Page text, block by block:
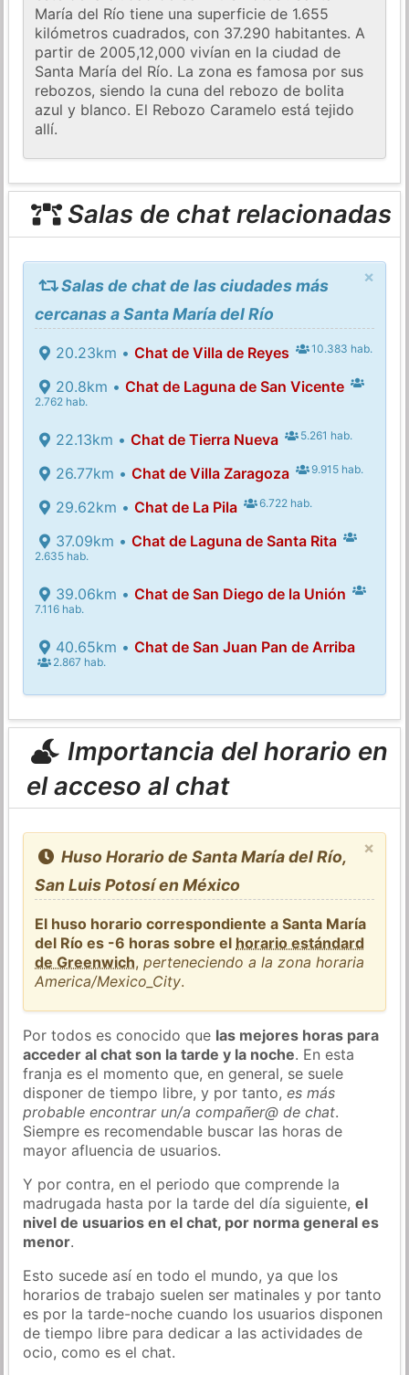
María del Río tiene una superficie de 1.655
kilómetros cuadrados, con 37.290 habitantes. A
partir de 2005,12,000 vivían en la ciudad de
Santa María del Río. La zona es famosa por sus
rebozos, siendo la cuna del rebozo de bolita
azul y blanco. El Rebozo Caramelo está tejido
allí.
Salas de chat relacionadas
×
Salas de chat de las ciudades más
cercanas a Santa María del Río
20.23km • Chat de Villa de Reyes 10.383 hab.
20.8km • Chat de Laguna de San Vicente
2.762 hab.
22.13km • Chat de Tierra Nueva 5.261 hab.
26.77km • Chat de Villa Zaragoza 9.915 hab.
29.62km • Chat de La Pila 6.722 hab.
37.09km • Chat de Laguna de Santa Rita
2.635 hab.
39.06km • Chat de San Diego de la Unión
7.116 hab.
40.65km • Chat de San Juan Pan de Arriba
2.867 hab.
Importancia del horario en
el acceso al chat
×
Huso Horario de Santa María del Río,
San Luis Potosí en México
El huso horario correspondiente a Santa María
del Río es -6 horas sobre el horario estándard
de Greenwich,perteneciendo a la zona horaria
America/Mexico_City.
Por todos es conocido que las mejores horas para
acceder al chat son la tarde y la noche. En esta
franja es el momento que, en general, se suele
disponer de tiempo libre, y por tanto,es más
probable encontrar un/a compañer@ de chat.
Siempre es recomendable buscar las horas de
mayor afluencia de usuarios.
Y por contra, en el periodo que comprende la
madrugada hasta por la tarde del día siguiente,el
nivel de usuarios en el chat, por norma general es
menor.
Esto sucede así en todo el mundo, ya que los
horarios de trabajo suelen ser matinales y por tanto
es por la tarde-noche cuando los usuarios disponen
de tiempo libre para dedicar a las actividades de
ocio, como es el chat.